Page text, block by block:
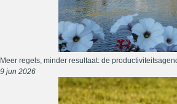
Meer regels, minder resultaat: de
9 jun 2026